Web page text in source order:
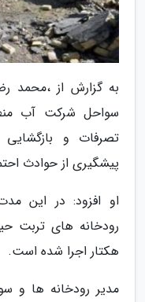
به گزارش از ،محمد
سواحل شرکت آب
تصرفات و
پیشگیری از حوادث
او افزود: در این
هکتار اجرا شده است.
مدیر رودخانه ها و